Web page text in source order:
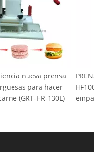
DE HAMBURRERA (GRT-
Fabricante de
de carne